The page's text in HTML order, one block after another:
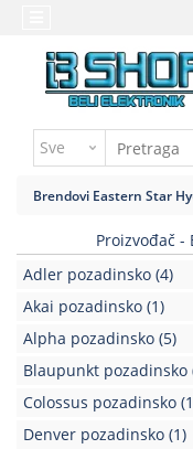
Baterija,punjač
Elektromehaničke
komponente
Elektronske
komponente
aktivne
Elektronske
Brendovi
Uputstvo
kupovinu
slanja
Brendovi Eastern Star
Proizvođač -
Adler pozadinsko (4)
Akai pozadinsko (1)
Alpha pozadinsko (5)
Blaupunkt pozadinsko
Colossus pozadinsko
Denver pozadinsko (1)